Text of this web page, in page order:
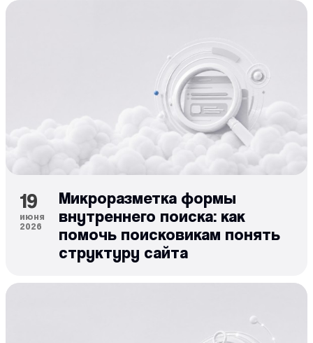
19
июня
2026
Микроразметка формы
внутреннего поиска: как
помочь поисковикам понять
структуру сайта